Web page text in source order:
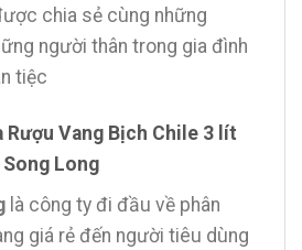
chia sẻ cùng những
người thân trong gia đình
tiệc
Rượu Vang Bịch Chile 3 lít
Long
là công ty đi đầu về phân
giá rẻ đến người tiêu dùng